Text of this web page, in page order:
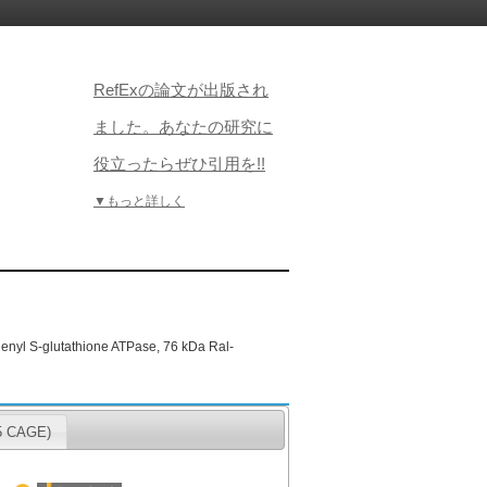
RefExの論文が出版され
ました。あなたの研究に
役立ったらぜひ引用を!!
▼もっと詳しく
S-glutathione ATPase, 76 kDa Ral-
CAGE)